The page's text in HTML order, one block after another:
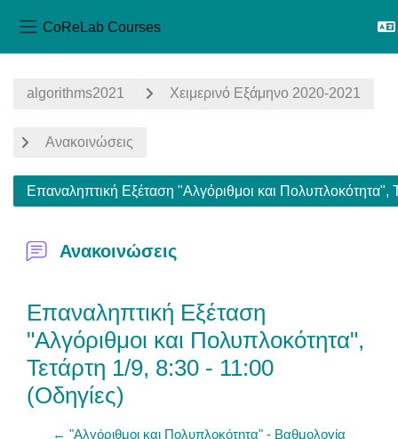
CoReLab Courses
algorithms2021 Χειμερινό Εξάμηνο 2020-2021
Ανακοινώσεις
Επαναληπτική Εξέταση "Αλγόριθμοι και Πολυπλοκότητα",
Ανακοινώσεις
Επαναληπτική Εξέταση
"Αλγόριθμοι και Πολυπλοκότητα",
Τετάρτη 1/9, 8:30 - 11:00
(Οδηγίες)
← "Αλγόριθμοι και Πολυπλοκότητα" - Βαθμολογία